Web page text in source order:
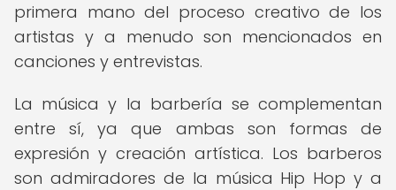
primera mano del proceso creativo de los
artistas y a menudo son mencionados en
canciones y entrevistas.
La música y la barbería se complementan
entre sí, ya que ambas son formas de
expresión y creación artística. Los barberos
son admiradores de la música Hip Hop y a